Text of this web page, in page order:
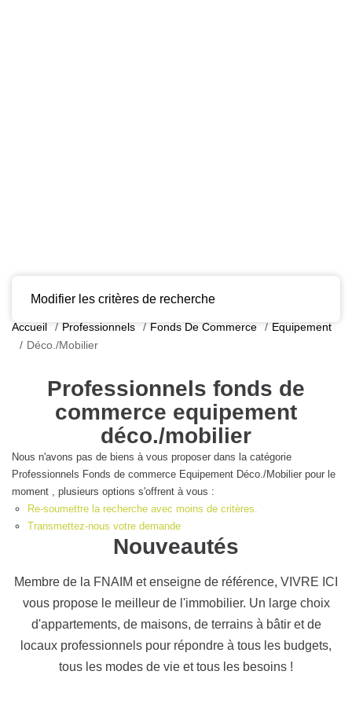
Modifier les critères de recherche
Accueil Professionnels
Fonds De Commerce
Equipement
Professionnels fonds de
commerce equipement
déco./mobilier
Nous n'avons pas de biens à vous proposer dans la catégorie
Professionnels Fonds de commerce Equipement Déco./Mobilier
pour le moment , plusieurs options s'offrent à vous :
Re-soumettre la recherche avec moins de critères.
Transmettez-nous votre demande
Nouveautés
Membre de la FNAIM et enseigne de référence, VIVRE
ICI vous propose le meilleur de l'immobilier. Un large
choix d'appartements, de maisons, de terrains à bâtir et
de locaux professionnels pour répondre à tous les
budgets, tous les modes de vie et tous les besoins !